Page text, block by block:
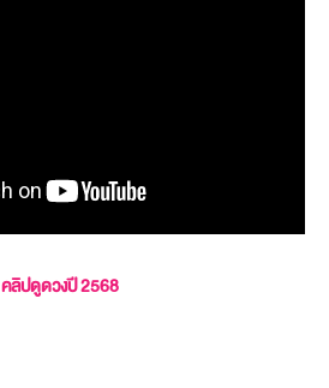
คลิปดูดวงปี 2568